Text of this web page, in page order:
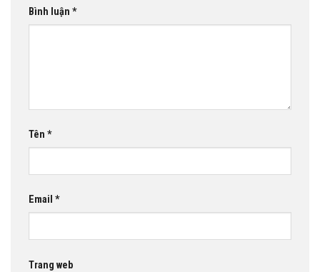
Bình luận *
Tên *
Email *
Trang web